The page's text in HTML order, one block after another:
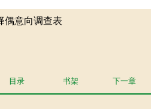
偶意向调查表
目录 书架 下一章